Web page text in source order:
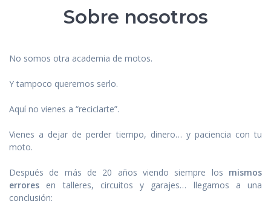
Sobre nosotros
No somos otra academia de motos.
Y tampoco queremos serlo.
Aquí no vienes a “reciclarte”.
Vienes a dejar de perder tiempo, dinero… y paciencia con tu
moto.
Después de más de 20 años viendo siempre los mismos
errores en talleres, circuitos y garajes… llegamos a una
conclusión: